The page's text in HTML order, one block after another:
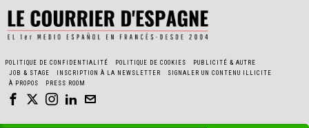
POLITIQUE DE CONFIDENTIALITÉ POLITIQUE DE COOKIES
PUBLICITÉ & AUTRE
JOB & STAGE
INSCRIPTION À LA NEWSLETTER
SIGNALER UN CONTENU ILLICITE
À PROPOS
PRESS ROOM